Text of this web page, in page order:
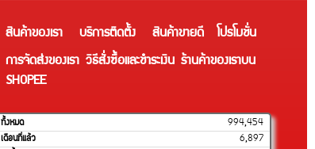
สินค้าของเรา บริการติดตั้ง สินค้าขายดี โปรโมชั่น
การจัดส่งของเรา วิธีสั่งซื้อและชำระเงิน ร้านค้าของเราบน
SHOPEE
ทั้งหมด
994,454
เดือนที่แล้ว
6,897